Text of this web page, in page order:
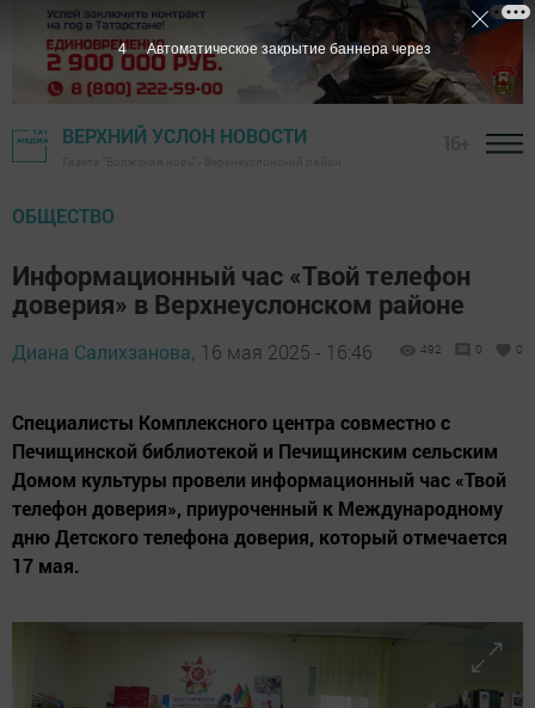
ВЕРХНИЙ УСЛОН НОВОСТИ
ОБЩЕСТВО
Информационный час «Твой телефон
доверия» в Верхнеуслонском районе
Диана Салихзанова, 16 мая 2025 - 16:46 492 0 0
Специалисты Комплексного центра совместно с
Печищинской библиотекой и Печищинским сельским
Домом культуры провели информационный час «Твой
телефон доверия», приуроченный к Международному
дню Детского телефона доверия, который отмечается
17 мая.
3 Автоматическое закрытие баннера через